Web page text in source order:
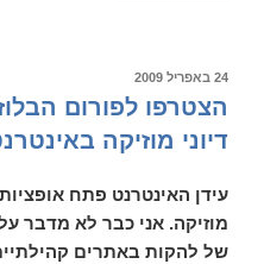
פורסם
24 באפריל 2009
הצטרפו לפורום
דיוני מוזיקה
עידן האינטרנט פתח
מוזיקה. אני כבר לא מדבר
של להקות באתרים